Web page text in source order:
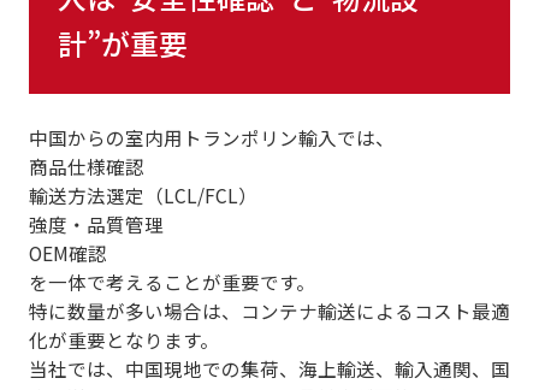
計”が重要
中国からの室内用トランポリン輸入では、
商品仕様確認
輸送方法選定（LCL/FCL）
強度・品質管理
OEM確認
を一体で考えることが重要です。
特に数量が多い場合は、 コンテナ輸送によるコスト最適
化が重要となります。
当社では、中国現地での集荷、海上輸送、輸入通関、国